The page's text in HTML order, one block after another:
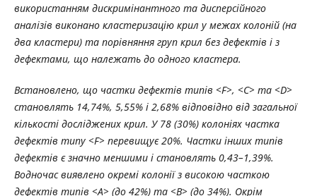
використанням дискримінантного тадисперсійного
аналізів виконано кластеризацію крил у межах колоній (на
два кластери) та порівняння груп крил без дефектів і з
дефектами, що належать до одного кластера.
Встановлено, що частки дефектів типів <F>, <C> та <D>
становлять 14,74%, 5,55% і 2,68% відповідно від загальної
кількості досліджених крил. У 78 (30%) колоніях частка
дефектів типу <F> перевищує 20%. Частки інших типів
дефектів є значно меншими і становлять 0,43–1,39%.
Водночас виявлено окремі колонії з високою часткою
дефектів типів <A> (до 42%) та <B> (до 34%). Окрім